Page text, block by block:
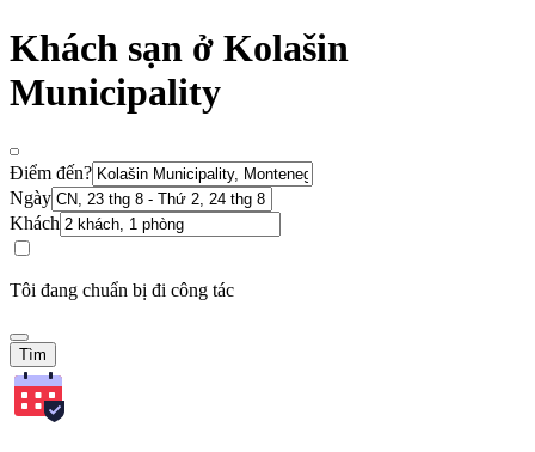
Khách sạn ở Kolašin
Municipality
Điểm đến?
Ngày
Khách
Tôi đang chuẩn bị đi công tác
Tìm